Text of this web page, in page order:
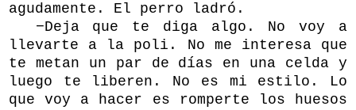
agudamente. El perro ladró.
−Deja que te diga algo. No voy a
llevarte a la poli. No me interesa que
te metan un par de días en una celda y
luego te liberen. No es mi estilo. Lo
que voy a hacer es romperte los huesos